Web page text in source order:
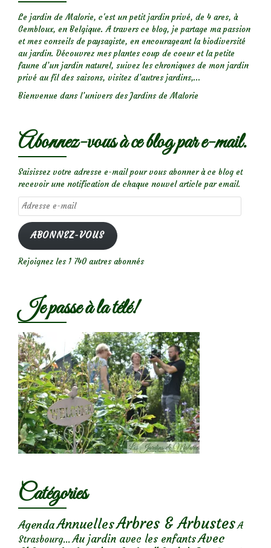
Le jardin de Malorie, c'est un petit jardin privé, de 4 ares, à
Gembloux, en Belgique. A travers ce blog, je partage ma passion
et mes conseils de paysagiste, en encourageant la biodiversité
au jardin. Découvrez mes plantes coup de coeur et la petite
faune d’un jardin naturel, suivez les chroniques de mon jardin
privé au fil des saisons, visitez d’autres jardins,...
Bienvenue dans l’univers des Jardins de Malorie
Abonnez-vous à ce blog par e-mail.
Saisissez votre adresse e-mail pour vous abonner à ce blog et
recevoir une notification de chaque nouvel article par email.
Adresse
e-
mail
ABONNEZ-VOUS
Rejoignez les 1 740 autres abonnés
Je passe à la télé!
Catégories
AgendaAnnuellesArbres & Arbustes A
Strasbourg... Au jardin avec les enfantsAvec